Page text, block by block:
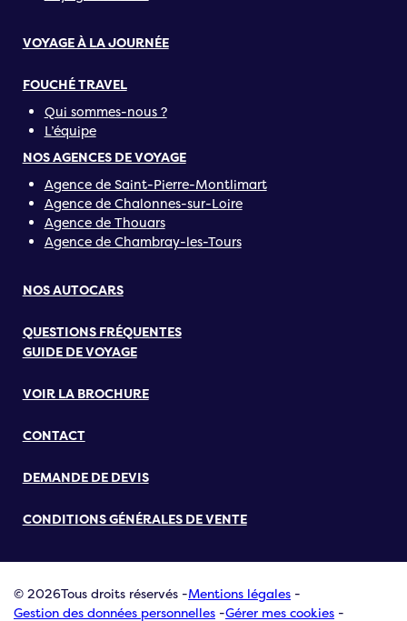
VOYAGE À LA JOURNÉE
FOUCHÉ TRAVEL
Qui sommes-nous ?
L’équipe
NOS AGENCES DE VOYAGE
Agence de Saint-Pierre-Montlimart
Agence de Chalonnes-sur-Loire
Agence de Thouars
Agence de Chambray-les-Tours
NOS AUTOCARS
QUESTIONS FRÉQUENTES
GUIDE DE VOYAGE
VOIR LA BROCHURE
CONTACT
DEMANDE DE DEVIS
CONDITIONS GÉNÉRALES DE VENTE
© 2026Tous droits réservés -Mentions légales -
Gestion des données personnelles -Gérer mes cookies -